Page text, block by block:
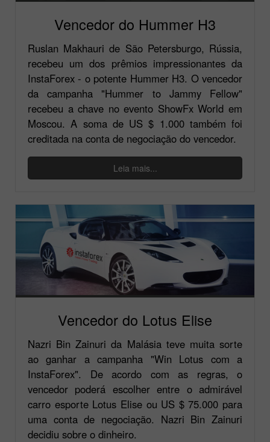
Vencedor do Hummer H3
Ruslan Makhauri de São Petersburgo, Rússia,
recebeu um dos prêmios impressionantes da
InstaForex - o potente Hummer H3. O vencedor
da campanha "Hummer to Jammy Fellow"
recebeu a chave no evento ShowFx World em
Moscou. A soma de US $ 1.000 também foi
creditada na conta de negociação do vencedor.
Leia mais...
Vencedor do Lotus Elise
Nazri Bin Zainuri da Malásia teve muita sorte
ao ganhar a campanha "Win Lotus com a
InstaForex". De acordo com as regras, o
vencedor poderá escolher entre o admirável
carro esporte Lotus Elise ou US $ 75.000 para
uma conta de negociação. Nazri Bin Zainuri
decidiu sobre o dinheiro.